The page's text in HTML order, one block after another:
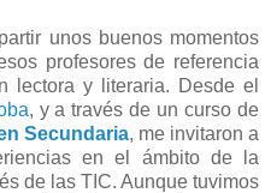
unos buenos momentos
profesores de referencia
lectora y literaria. Desde el
, y a través de un curso de
Secundaria, me invitaron a
en el ámbito de la
de las TIC. Aunque tuvimos